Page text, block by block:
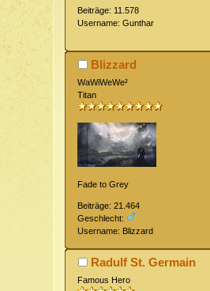
Beiträge: 11.578
Username: Gunthar
Blizzard
WaWiWeWe²
Titan
Fade to Grey
Beiträge: 21.464
Geschlecht:
Username: Blizzard
Radulf St. Germain
Famous Hero